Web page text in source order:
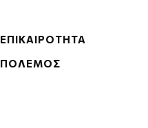
ΕΠΙΚΑΙΡΟΤΗΤΑ
ΠΟΛΕΜΟΣ